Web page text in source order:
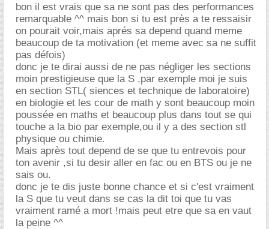
bon il est vrais que sa ne sont pas des performances
remarquable ^^ mais bon si tu est près a te ressaisir
on pourait voir,mais aprés sa depend quand meme
beaucoup de ta motivation (et meme avec sa ne suffit
pas défois)
donc je te dirai aussi de ne pas négliger les sections
moin prestigieuse que la S ,par exemple moi je suis
en section STL( siences et technique de laboratoire)
en biologie et les cour de math y sont beaucoup moin
poussée en maths et beaucoup plus dans tout se qui
touche a la bio par exemple,ou il y a des section stl
physique ou chimie.
Mais après tout depend de se que tu entrevois pour
ton avenir ,si tu desir aller en fac ou en BTS ou je ne
sais ou.
donc je te dis juste bonne chance et si c'est vraiment
la S que tu veut dans se cas la dit toi que tu vas
vraiment ramé a mort !mais peut etre que sa en vaut
la peine ^^